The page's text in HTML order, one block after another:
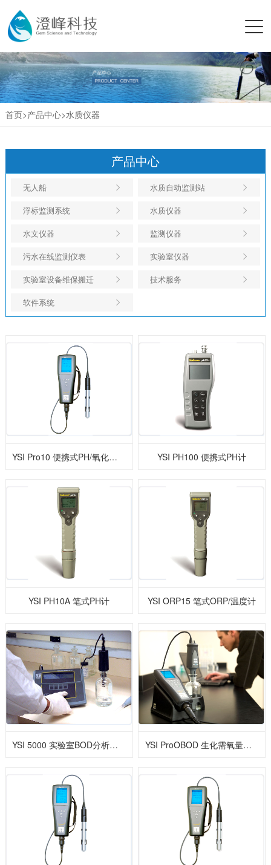
首页>产品中心>水质仪器
产品中心
无人船
水质自动监测站
浮标监测系统
水质仪器
水文仪器
监测仪器
污水在线监测仪表
实验室仪器
实验室设备维保搬迁
技术服务
软件系统
YSI Pro10 便携式PH/氧化还原电位/温度测试仪 YSI PH100 便携式PH计
YSI PH10A 笔式PH计 YSI ORP15 笔式ORP/温度计
YSI 5000 实验室BOD分析仪 精确的BOD测试仪 YSI ProOBOD 生化需氧量测定仪（光学法）